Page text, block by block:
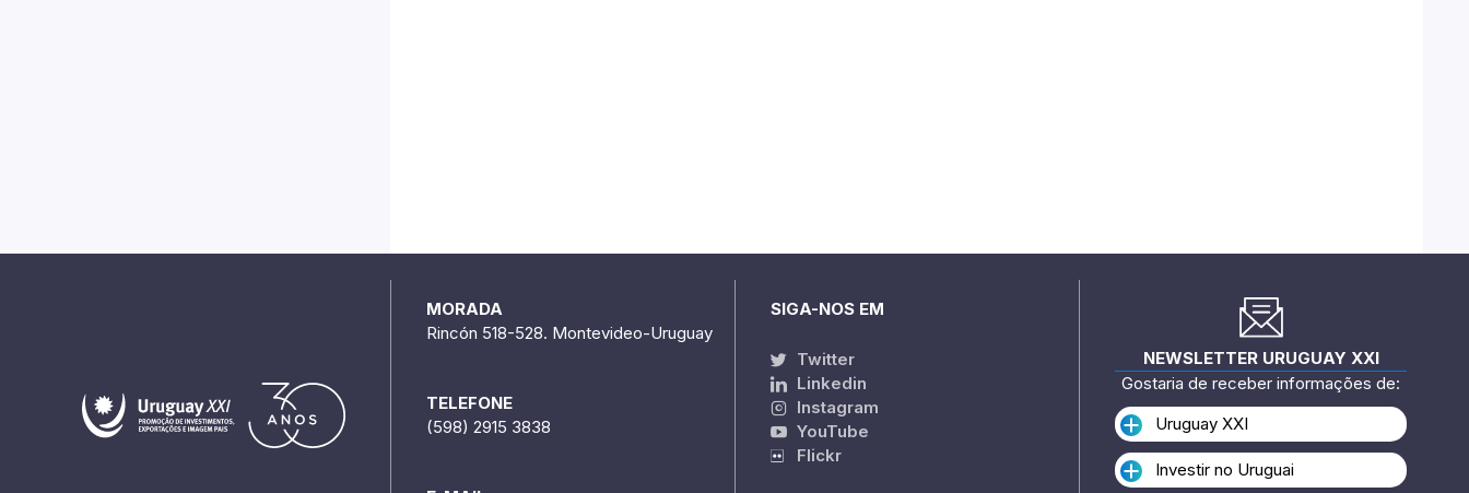
MORADA
Rincón 518-528. Montevideo-Uruguay
TELEFONE
(598) 2915 3838
SIGA-NOS EM
Twitter
Linkedin
Instagram
YouTube
Flickr
NEWSLETTER URUGUAY XXI
Gostaria de receber informações de:
Uruguay XXI
Investir no Uruguai